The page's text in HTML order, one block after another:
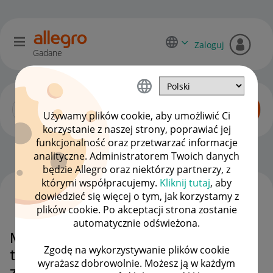
Używamy plików cookie, aby umożliwić Ci
korzystanie z naszej strony, poprawiać jej
funkcjonalność oraz przetwarzać informacje
analityczne. Administratorem Twoich danych
będzie Allegro oraz niektórzy partnerzy, z
którymi współpracujemy. Kliknij tutaj, aby
dowiedzieć się więcej o tym, jak korzystamy z
plików cookie. Po akceptacji strona zostanie
automatycznie odświeżona.
Zgodę na wykorzystywanie plików cookie
wyrażasz dobrowolnie. Możesz ją w każdym
Gadane
Zaloguj
Dyskusje kupujących OPCJE
Mam problem ze zwrotem, numer
telefonu sprzedającego jest
WSZYSTKIE TEMATY